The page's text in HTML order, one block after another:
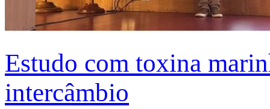
Estudo com toxina
intercâmbio